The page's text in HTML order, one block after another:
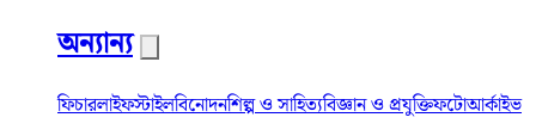
অন্যান্য
ফিচারলাইফস্টাইলবিনোদনশিল্প ও সাহিত্যবিজ্ঞান ও প্রযুক্তিফটোআর্কাইভ